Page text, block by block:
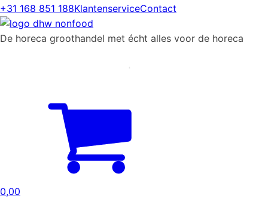
+31 168 851 188KlantenserviceContact
De horeca groothandel met écht alles voor de horeca
0,00